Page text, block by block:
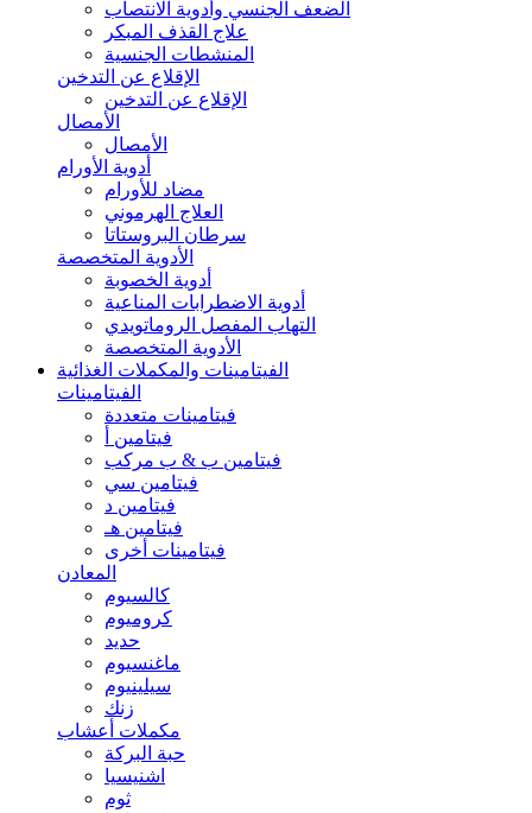
الضعف الجنسي وأدوية الانتصاب
علاج القذف المبكر
المنشطات الجنسية
الإقلاع عن التدخين
الإقلاع عن التدخين
الأمصال
الأمصال
أدوية الأورام
مضاد للأورام
العلاج الهرموني
سرطان البروستاتا
الأدوية المتخصصة
أدوية الخصوبة
أدوية الاضطرابات المناعية
التهاب المفصل الروماتويدي
الأدوية المتخصصة
الفيتامينات والمكملات الغذائية
الفيتامينات
فيتامينات متعددة
فيتامين أ
فيتامين ب & ب مركب
فيتامين سي
فيتامين د
فيتامين هـ
فيتامينات أخرى
المعادن
كالسيوم
كروميوم
حديد
ماغنسيوم
سيلينيوم
زنك
مكملات أعشاب
حبة البركة
اشنيسيا
ثوم